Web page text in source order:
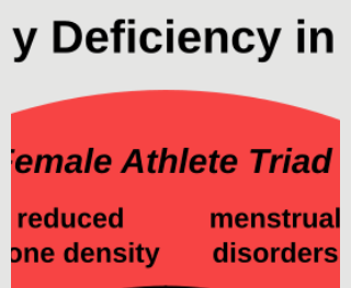
przypadkach jest ono zbędne. Jak zatem
sprawdzić, czy kość jest cała, bez
niepotrzebnego naświetlania organizmu?
Odpowiedzią są Reguły Kostki z Ottawy (Ottawa
Ankle Rules). Czym są Reguły Ottawskie? To
które pozwalają lekarzom i f